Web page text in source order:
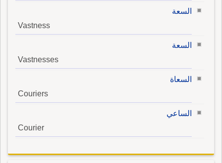
السعة
Vastness
السعة
Vastnesses
السعاة
Couriers
الساعي
Courier